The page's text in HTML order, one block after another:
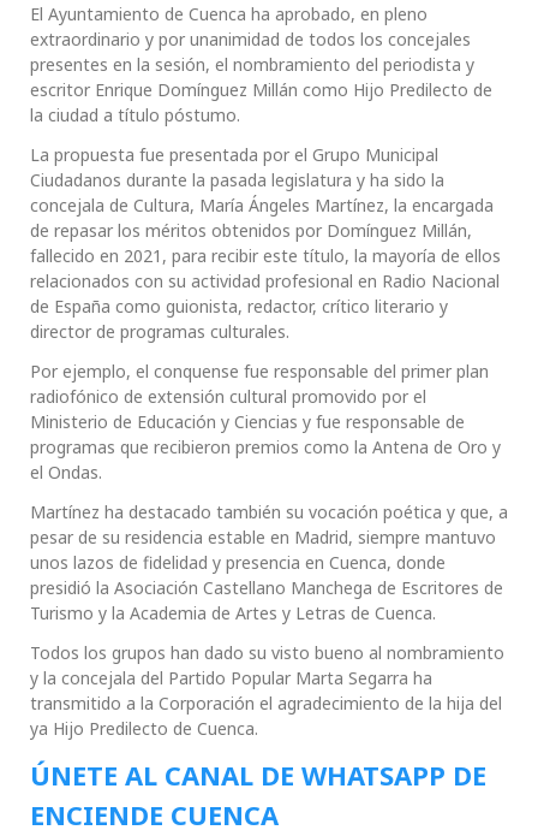
El Ayuntamiento de Cuenca ha aprobado, en pleno
extraordinario y por unanimidad de todos los concejales
presentes en la sesión, el nombramiento del periodista y
escritor Enrique Domínguez Millán como Hijo Predilecto de
la ciudad a título póstumo.
La propuesta fue presentada por el Grupo Municipal
Ciudadanos durante la pasada legislatura y ha sido la
concejala de Cultura, María Ángeles Martínez, la encargada
de repasar los méritos obtenidos por Domínguez Millán,
fallecido en 2021, para recibir este título, la mayoría de ellos
relacionados con su actividad profesional en Radio Nacional
de España como guionista, redactor, crítico literario y
director de programas culturales.
Por ejemplo, el conquense fue responsable del primer plan
radiofónico de extensión cultural promovido por el
Ministerio de Educación y Ciencias y fue responsable de
programas que recibieron premios como la Antena de Oro y
el Ondas.
Martínez ha destacado también su vocación poética y que, a
pesar de su residencia estable en Madrid, siempre mantuvo
unos lazos de fidelidad y presencia en Cuenca, donde
presidió la Asociación Castellano Manchega de Escritores de
Turismo y la Academia de Artes y Letras de Cuenca.
Todos los grupos han dado su visto bueno al nombramiento
y la concejala del Partido Popular Marta Segarra ha
transmitido a la Corporación el agradecimiento de la hija del
ya Hijo Predilecto de Cuenca.
ÚNETE AL CANAL DE WHATSAPP DE
ENCIENDE CUENCA